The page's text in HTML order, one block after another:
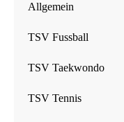
Allgemein
TSV Fussball
TSV Taekwondo
TSV Tennis